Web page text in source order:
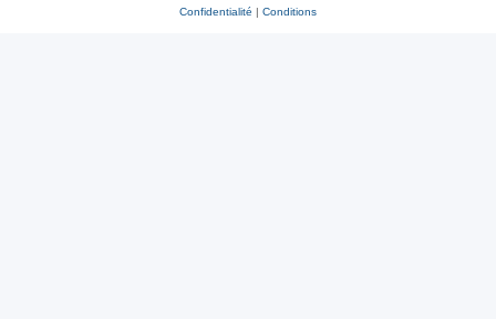
Confidentialité | Conditions